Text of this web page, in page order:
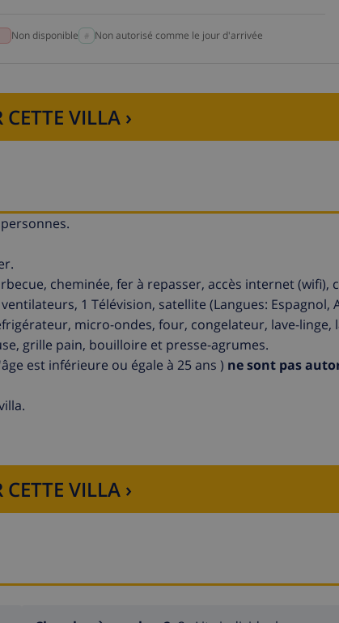
Non disponible Non autorisé comme le jour d'arrivée
CETTE VILLA ›
cheminée, fer à repasser, accès internet (wifi),
1 Télévision, satellite (Langues: Espagnol,
micro-ondes, four, congelateur, lave-linge,
grille pain, bouilloire et presse-agrumes.
est inférieure ou égale à 25 ans ) ne sont pas
CETTE VILLA ›